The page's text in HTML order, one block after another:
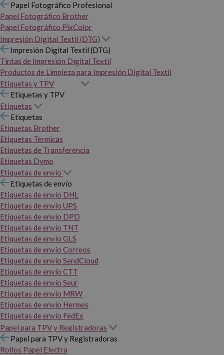
Papel Fotográfico Profesional
Papel Fotográfico Brother
Papel Fotográfico PixColor
Impresión Digital Textil (DTG)
Impresión Digital Textil (DTG)
Tintas de Impresión Digital Textil
Productos de Limpieza para Impresión Digital Textil
Etiquetas y TPV
Etiquetas y TPV
Etiquetas
Etiquetas
Etiquetas Brother
Etiquetas Térmicas
Etiquetas de Transferencia
Etiquetas Dymo
Etiquetas de envío
Etiquetas de envío
Etiquetas de envío DHL
Etiquetas de envío UPS
Etiquetas de envío DPD
Etiquetas de envío TNT
Etiquetas de envío GLS
Etiquetas de envío Correos
Etiquetas de envío SendCloud
Etiquetas de envío CTT
Etiquetas de envío Seur
Etiquetas de envío MRW
Etiquetas de envío Hermes
Etiquetas de envío FedEx
Papel para TPV y Registradoras
Papel para TPV y Registradoras
Rollos Papel Electra